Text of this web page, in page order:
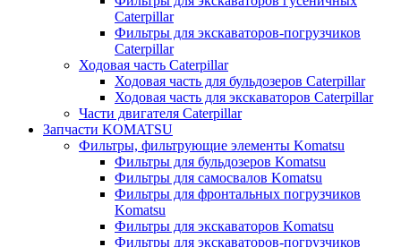
Caterpillar
Фильтры для экскаваторов-погрузчиков
Caterpillar
Ходовая часть Caterpillar
Ходовая часть для бульдозеров Caterpillar
Ходовая часть для экскаваторов Caterpillar
Части двигателя Caterpillar
Запчасти KOMATSU
Фильтры, фильтрующие элементы Komatsu
Фильтры для бульдозеров Komatsu
Фильтры для самосвалов Komatsu
Фильтры для фронтальных погрузчиков
Komatsu
Фильтры для экскаваторов Komatsu
Фильтры для экскаваторов-погрузчиков